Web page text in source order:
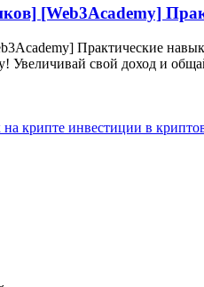
[Web3Academy]
Практические
Увеличивай свой доход и
на крипте инвестиции в